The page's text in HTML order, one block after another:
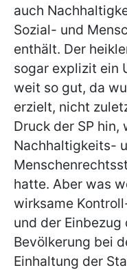
auch
Sozial- und
enthält. Der
sogar explizit ein
weit so gut, da
erzielt, nicht
Druck der SP hin,
Nachhaltigkeits-
hatte. Aber was
wirksame
und der
Bevölkerung bei
Einhaltung der